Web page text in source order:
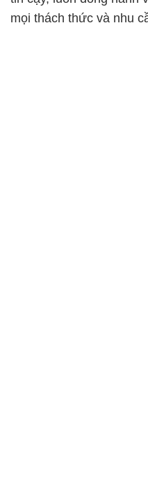
mọi thách thức và nhu